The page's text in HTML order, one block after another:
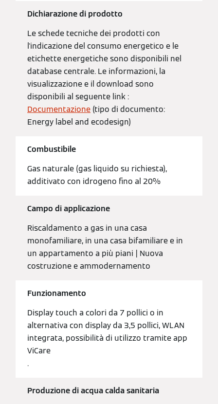
Dichiarazione di prodotto
Le schede tecniche dei prodotti con
l'indicazione del consumo energetico e le
etichette energetiche sono disponibili nel
database centrale. Le informazioni, la
visualizzazione e il download sono
disponibili al seguente link :
Documentazione (tipo di documento:
Energy label and ecodesign)
Combustibile
Gas naturale (gas liquido su richiesta),
additivato con idrogeno fino al 20%
Campo di applicazione
Riscaldamento a gas in una casa
monofamiliare, in una casa bifamiliare e in
un appartamento a più piani | Nuova
costruzione e ammodernamento
Funzionamento
Display touch a colori da 7 pollici o in
alternativa con display da 3,5 pollici, WLAN
integrata, possibilità di utilizzo tramite app
ViCare
.
Produzione di acqua calda sanitaria